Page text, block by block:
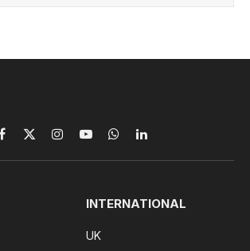
Facebook
X
(Twitter)
InstagramYouTubeWhatsAppLinkedIn
INTERNATIONAL
UK